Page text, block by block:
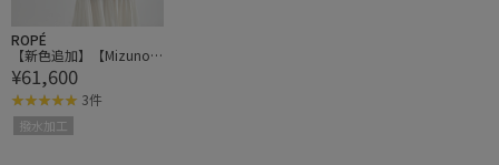
ROPÉ
【新色追加】【Mizuno
コラボ】撥水/300daysコ
ントロールコート
¥61,600
3件
撥水加工